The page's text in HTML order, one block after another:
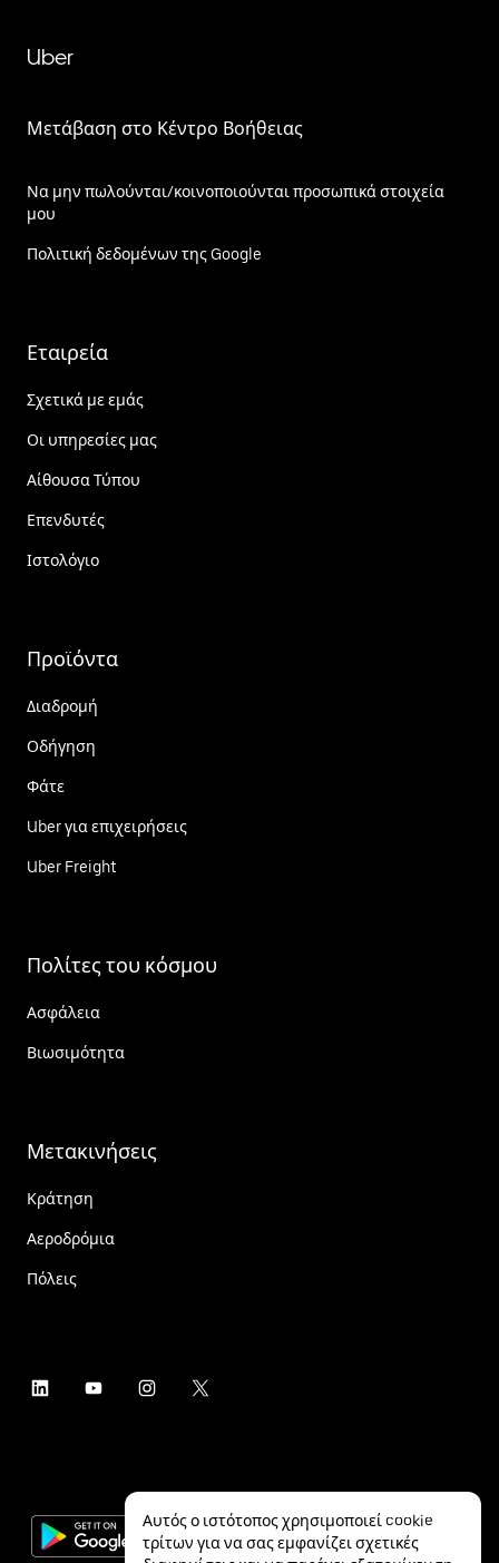
Uber
Μετάβαση στο Κέντρο Βοήθειας
Να μην πωλούνται/κοινοποιούνται προσωπικά στοιχεία
μου
Πολιτική δεδομένων της Google
Εταιρεία
Σχετικά με εμάς
Οι υπηρεσίες μας
Αίθουσα Τύπου
Επενδυτές
Ιστολόγιο
Προϊόντα
Διαδρομή
Οδήγηση
Φάτε
Uber για επιχειρήσεις
Uber Freight
Πολίτες του κόσμου
Ασφάλεια
Βιωσιμότητα
Μετακινήσεις
Κράτηση
Αεροδρόμια
Πόλεις
Αυτός ο ιστότοπος χρησιμοποιεί cookie
τρίτων για να σας εμφανίζει σχετικές